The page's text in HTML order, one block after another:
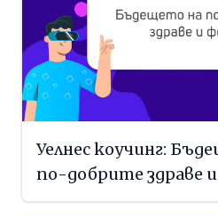
Уелнес коучинг:
по-добрите здраве